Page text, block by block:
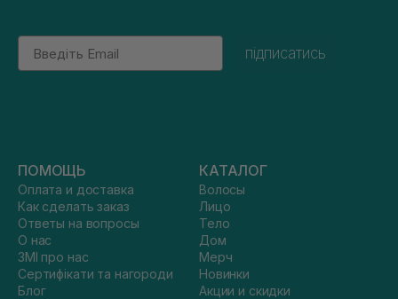
Email
підписатись
ПОМОЩЬ
Оплата и доставка
Как сделать заказ
Ответы на вопросы
О нас
ЗМІ про нас
Сертифікати та нагороди
Блог
КАТАЛОГ
Волосы
Лицо
Тело
Дом
Мерч
Новинки
Акции и скидки